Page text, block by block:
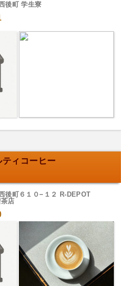
後町 学生寮
ィコーヒー
後町６１０−１２ R-DEPOT
店